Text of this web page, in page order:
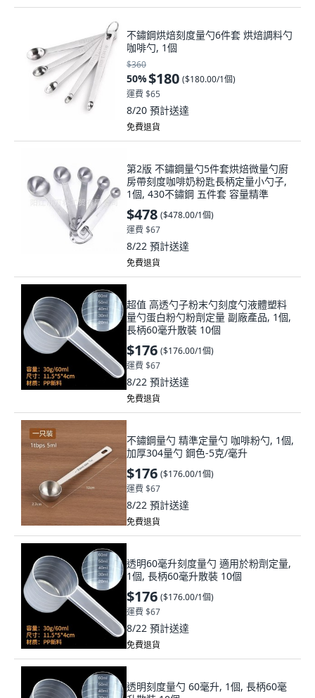
不鏽鋼烘焙刻度量勺6件套 烘焙調料勺
咖啡勺, 1個
$360
50%$180 ($180.00/1個)
運費 $65
8/20 預計送達
免費退貨
第2版 不鏽鋼量勺5件套烘焙微量勺廚
房帶刻度咖啡奶粉匙長柄定量小勺子,
1個, 430不鏽鋼 五件套 容量精準
$478 ($478.00/1個)
運費 $67
8/22 預計送達
免費退貨
超值 高透勺子粉末勺刻度勺液體塑料
量勺蛋白粉勺粉劑定量 副廠產品, 1個,
長柄60毫升散裝 10個
$176 ($176.00/1個)
運費 $67
8/22 預計送達
免費退貨
不鏽鋼量勺 精準定量勺 咖啡粉勺, 1個,
加厚304量勺 鋼色-5克/毫升
$176 ($176.00/1個)
運費 $67
8/22 預計送達
免費退貨
透明60毫升刻度量勺 適用於粉劑定量,
1個, 長柄60毫升散裝 10個
$176 ($176.00/1個)
運費 $67
8/22 預計送達
免費退貨
透明刻度量勺 60毫升, 1個, 長柄60毫